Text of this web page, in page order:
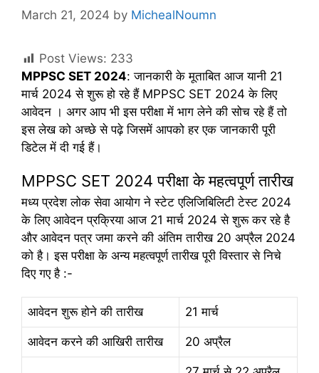
March 21, 2024 by MichealNoumn
Post Views: 233
MPPSC SET 2024: जानकारी के मूताबित आज यानी 21
मार्च 2024 से शुरू हो रहे हैं MPPSC SET 2024 के लिए
आवेदन । अगर आप भी इस परीक्षा में भाग लेने की सोच रहे हैं तो
इस लेख को अच्छे से पढ़े जिसमें आपको हर एक जानकारी पूरी
डिटेल में दी गई हैं।
MPPSC SET 2024 परीक्षा के महत्वपूर्ण तारीख
मध्य प्रदेश लोक सेवा आयोग ने स्टेट एलिजिबिलिटी टेस्ट 2024
के लिए आवेदन प्रक्रिया आज 21 मार्च 2024 से शुरू कर रहे है
और आवेदन पत्र जमा करने की अंतिम तारीख 20 अप्रैल 2024
को है। इस परीक्षा के अन्य महत्वपूर्ण तारीख पूरी विस्तार से निचे
दिए गए है :-
आवेदन शुरू होने की तारीख 21 मार्च
आवेदन करने की आखिरी तारीख 20 अप्रैल